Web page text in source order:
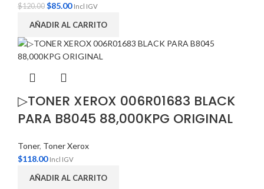
$120.00 $85.00 Incl IGV
AÑADIR AL CARRITO
▷TONER XEROX 006R01683 BLACK
PARA B8045 88,000KPG ORIGINAL
Toner, Toner Xerox
$118.00 Incl IGV
AÑADIR AL CARRITO